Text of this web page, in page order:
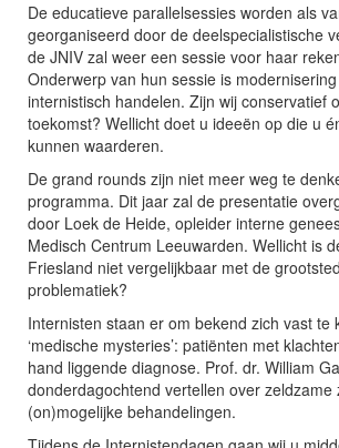
De educatieve parallelsessies worden als
georganiseerd door de deelspecialistische
de JNIV zal weer een sessie voor haar
Onderwerp van hun sessie is
internistisch handelen. Zijn wij conservatief
toekomst? Wellicht doet u ideeën op die u
kunnen waarderen.
De grand rounds zijn niet meer weg te
programma. Dit jaar zal de presentatie
door Loek de Heide, opleider interne
Medisch Centrum Leeuwarden. Wellicht is
Friesland niet vergelijkbaar met de
problematiek?
Internisten staan er om bekend zich vast te
‘medische mysteries’: patiënten met
hand liggende diagnose. Prof. dr. William
donderdagochtend vertellen over zeldzame
(on)mogelijke behandelingen.